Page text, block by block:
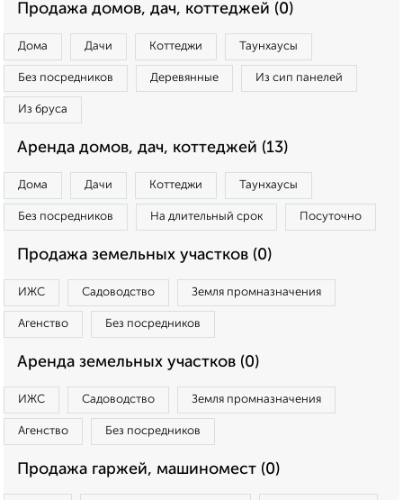
Продажа домов, дач, коттеджей (0)
Дома Дачи Коттеджи Таунхаусы
Без посредников Деревянные Из сип панелей
Из бруса
Аренда домов, дач, коттеджей (13)
Дома Дачи Коттеджи Таунхаусы
Без посредников На длительный срок Посуточно
Продажа земельных участков (0)
ИЖС Садоводство Земля промназначения
Агенство Без посредников
Аренда земельных участков (0)
ИЖС Садоводство Земля промназначения
Агенство Без посредников
Продажа гаржей, машиномест (0)